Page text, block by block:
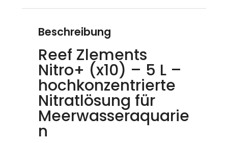
Beschreibung
Reef Zlements
Nitro+ (x10) – 5 L –
hochkonzentrierte
Nitratlösung für
Meerwasseraquarie
n